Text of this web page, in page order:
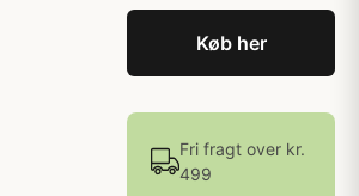
Køb her
Fri fragt over kr.
499